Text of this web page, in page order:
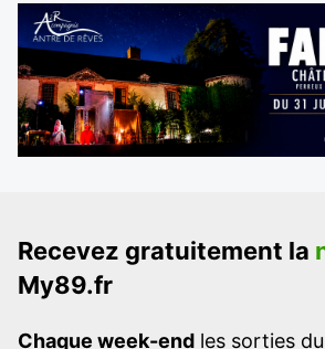
Recevez gratuitement la
My89.fr
Chaque week-end les sorties